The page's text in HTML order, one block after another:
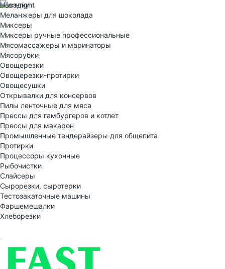
Насадки
Меланжеры для шоколада
Миксеры
Миксеры ручные профессиональные
Мясомассажеры и маринаторы
Мясорубки
Овощерезки
Овощерезки-протирки
Овощесушки
Открывалки для консервов
Пилы ленточные для мяса
Прессы для гамбургеров и котлет
Прессы для макарон
Промышленные тендерайзеры для общепита
Протирки
Процессоры кухонные
Рыбочистки
Слайсеры
Сырорезки, сыротерки
Тестозакаточные машины
Фаршемешалки
Хлеборезки